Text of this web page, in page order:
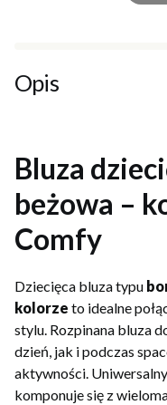
Opis
Bluza
beżowa –
Comfy
Dziecięca bluza typu
kolorze to idealne
stylu. Rozpinana bluza
dzień, jak i podczas
aktywności.
komponuje się z